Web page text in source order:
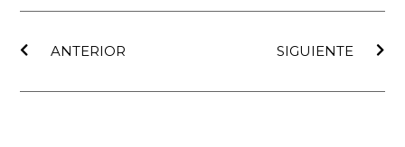
ANTERIOR
SIGUIENTE